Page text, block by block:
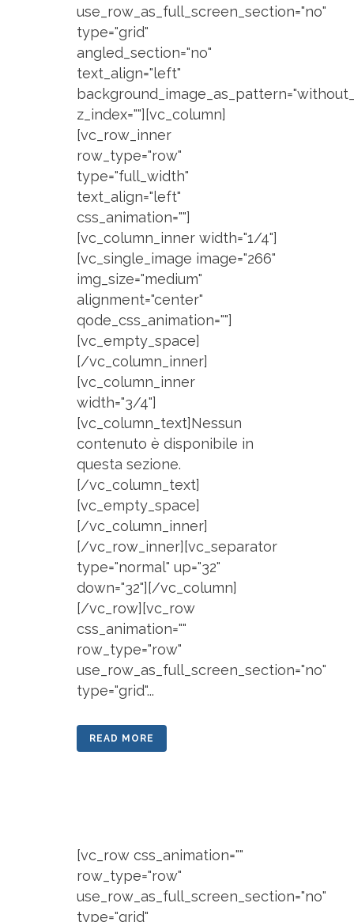
use_row_as_full_screen_section="no"
type="grid"
angled_section="no"
text_align="left"
z_index=""][vc_column]
[vc_row_inner
row_type="row"
type="full_width"
text_align="left"
css_animation=""]
[vc_column_inner width="1/4"]
[vc_single_image image="266"
img_size="medium"
alignment="center"
qode_css_animation=""]
[vc_empty_space]
[/vc_column_inner]
[vc_column_inner
width="3/4"]
[vc_column_text]Nessun
contenuto è disponibile in
questa sezione.
[/vc_column_text]
[vc_empty_space]
[/vc_column_inner]
[/vc_row_inner][vc_separator
type="normal" up="32"
down="32"][/vc_column]
[/vc_row][vc_row
css_animation=""
row_type="row"
use_row_as_full_screen_section="no"
type="grid"...
READ MORE
[vc_row css_animation=""
row_type="row"
use_row_as_full_screen_section="no"
type="grid"